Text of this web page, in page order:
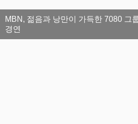
MBN, 젊음과 낭만이 가득한 7080 그
경연